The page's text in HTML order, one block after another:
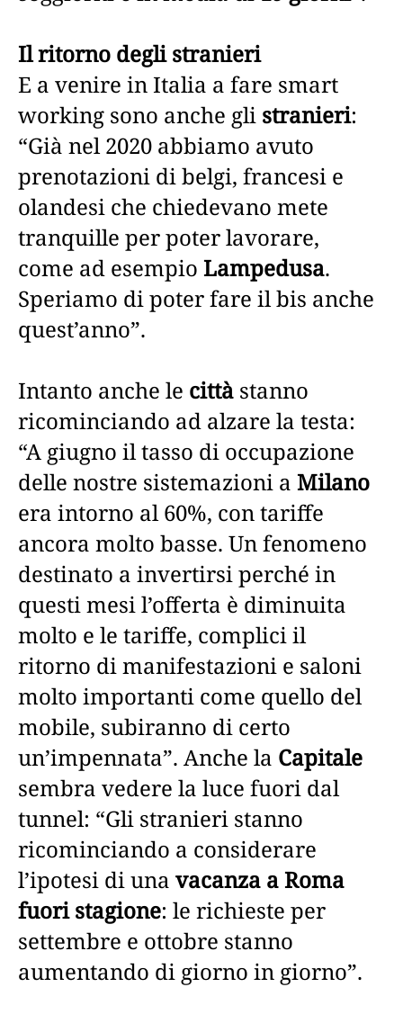
Il ritorno degli stranieri
E a venire in Italia a fare smart
working sono anche gli stranieri:
“Già nel 2020 abbiamo avuto
prenotazioni di belgi, francesi e
olandesi che chiedevano mete
tranquille per poter lavorare,
come ad esempio Lampedusa.
Speriamo di poter fare il bis anche
quest’anno”.
Intanto anche le città stanno
ricominciando ad alzare la testa:
“A giugno il tasso di occupazione
delle nostre sistemazioni a Milano
era intorno al 60%, con tariffe
ancora molto basse. Un fenomeno
destinato a invertirsi perché in
questi mesi l’offerta è diminuita
molto e le tariffe, complici il
ritorno di manifestazioni e saloni
molto importanti come quello del
mobile, subiranno di certo
un’impennata”. Anche la Capitale
sembra vedere la luce fuori dal
tunnel: “Gli stranieri stanno
ricominciando a considerare
l’ipotesi di una vacanza a Roma
fuori stagione: le richieste per
settembre e ottobre stanno
aumentando di giorno in giorno”.